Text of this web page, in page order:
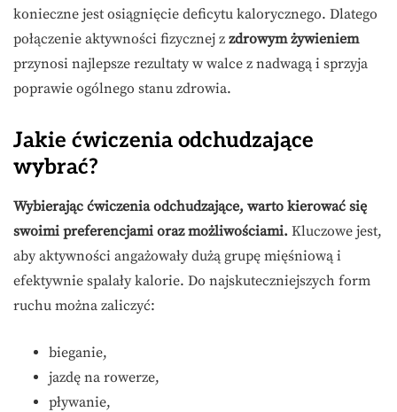
konieczne jest osiągnięcie deficytu kalorycznego. Dlatego
połączenie aktywności fizycznej z zdrowym żywieniem
przynosi najlepsze rezultaty w walce z nadwagą i sprzyja
poprawie ogólnego stanu zdrowia.
Jakie ćwiczenia odchudzające
wybrać?
Wybierając ćwiczenia odchudzające, warto kierować się
swoimi preferencjami oraz możliwościami. Kluczowe jest,
aby aktywności angażowały dużą grupę mięśniową i
efektywnie spalały kalorie. Do najskuteczniejszych form
ruchu można zaliczyć:
bieganie,
jazdę na rowerze,
pływanie,